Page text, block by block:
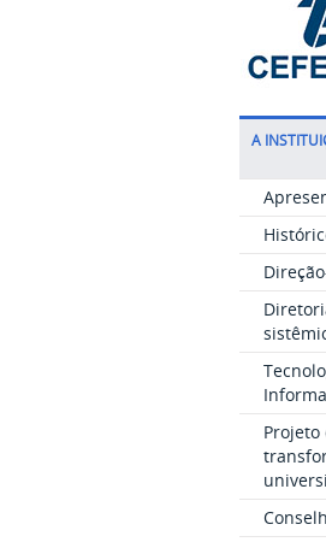
A
Projeto